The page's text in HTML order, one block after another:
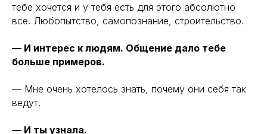
тебе хочется и у тебя есть для этого абсолютно
все. Любопытство, самопознание, строительство.
— И интерес к людям. Общение дало тебе
больше примеров.
— Мне очень хотелось знать, почему они себя так
ведут.
— И ты узнала.